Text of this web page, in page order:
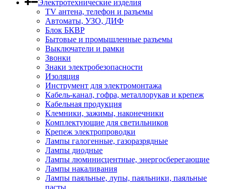
Электротехнические изделия
TV aнтена, телефон и разъемы
Автоматы, УЗО, ДИФ
Блок БКВР
Бытовые и промышленные разъемы
Выключатели и рамки
Звонки
Знаки электробезопасности
Изоляция
Инструмент для электромонтажа
Кабель-канал, гофра, металлорукав и крепеж
Кабельная продукция
Клемники, зажимы, наконечники
Комплектующие для светильников
Крепеж электропроводки
Лампы галогенные, газоразрядные
Лампы диодные
Лампы люминисцентные, энергосберегающие
Лампы накаливания
Лампы паяльные, лупы, паяльники, паяльные
пасты